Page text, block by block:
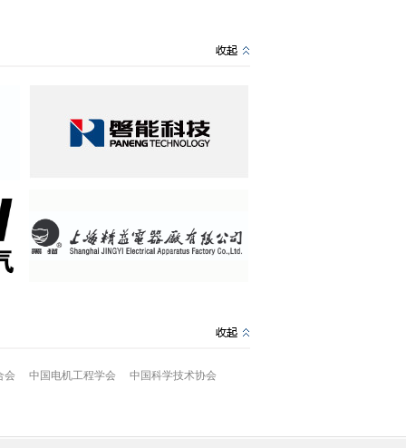
会 中国电机工程学会 中国科学技术协会